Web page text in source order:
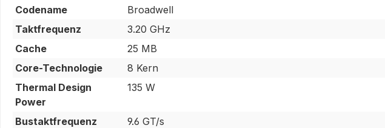
Codename
Broadwell
Taktfrequenz
3.20 GHz
Cache
25 MB
Core-Technologie
8 Kern
Thermal Design
Power
135 W
Bustaktfrequenz
9.6 GT/s